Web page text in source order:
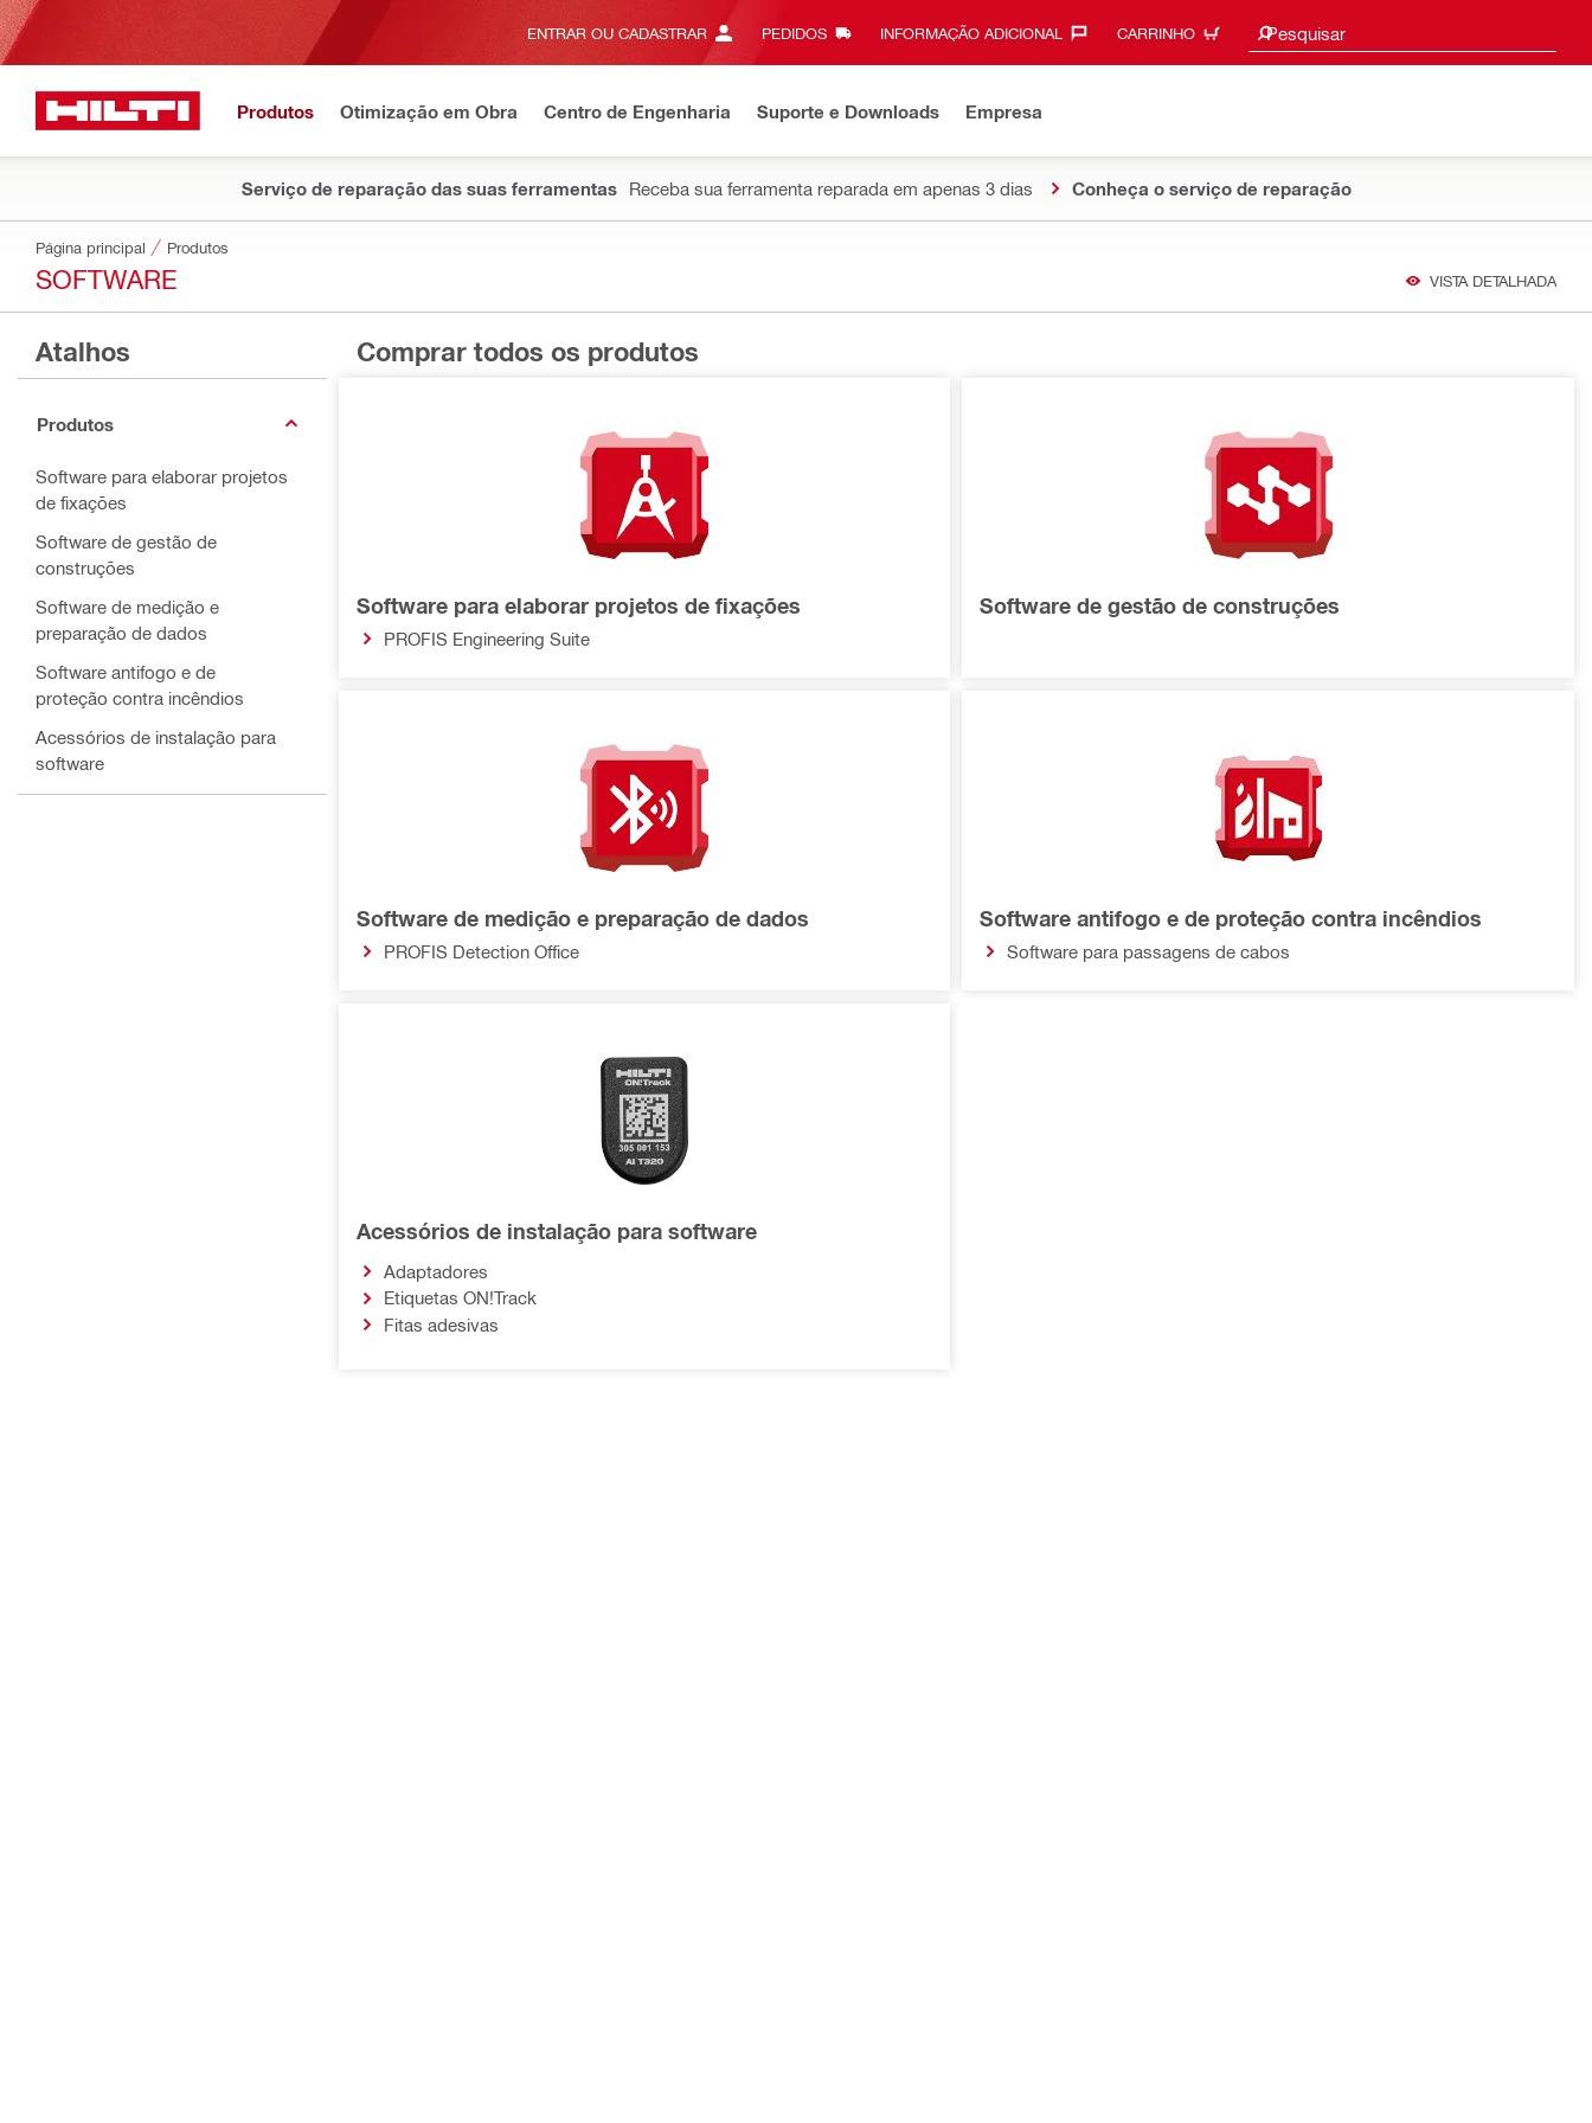
ENTRAR OU CADASTRAR PEDIDOS INFORMAÇÃO ADICIONAL‎ CARRINHO Pesquisar
Sugestões de pesquisa
Produtos Otimização em Obra Centro de Engenharia Suporte e Downloads Empresa
Serviço de reparação das suas ferramentas Receba sua ferramenta reparada em apenas 3 dias Conheça o serviço de reparação
Página principal Produtos
SOFTWARE VISTA DETALHADA
Atalhos
Produtos
Software para elaborar projetos
de fixações
Software de gestão de
construções
Software de medição e
preparação de dados
Software antifogo e de
proteção contra incêndios
Acessórios de instalação para
software
Comprar todos os produtos
Software para elaborar projetos de fixações
PROFIS Engineering Suite
Software de gestão de construções
Software de medição e preparação de dados
PROFIS Detection Office
Software antifogo e de proteção contra incêndios
Software para passagens de cabos
Acessórios de instalação para software
Adaptadores
Etiquetas ON!Track
Fitas adesivas